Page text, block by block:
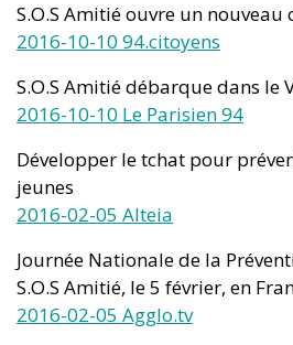
S.O.S Amitié ouvre un nouveau
2016-10-10 94.citoyens
S.O.S Amitié débarque dans le
2016-10-10 Le Parisien 94
Développer le tchat pour
jeunes
2016-02-05 Alteia
Journée Nationale de la
S.O.S Amitié, le 5 février, en
2016-02-05 Agglo.tv